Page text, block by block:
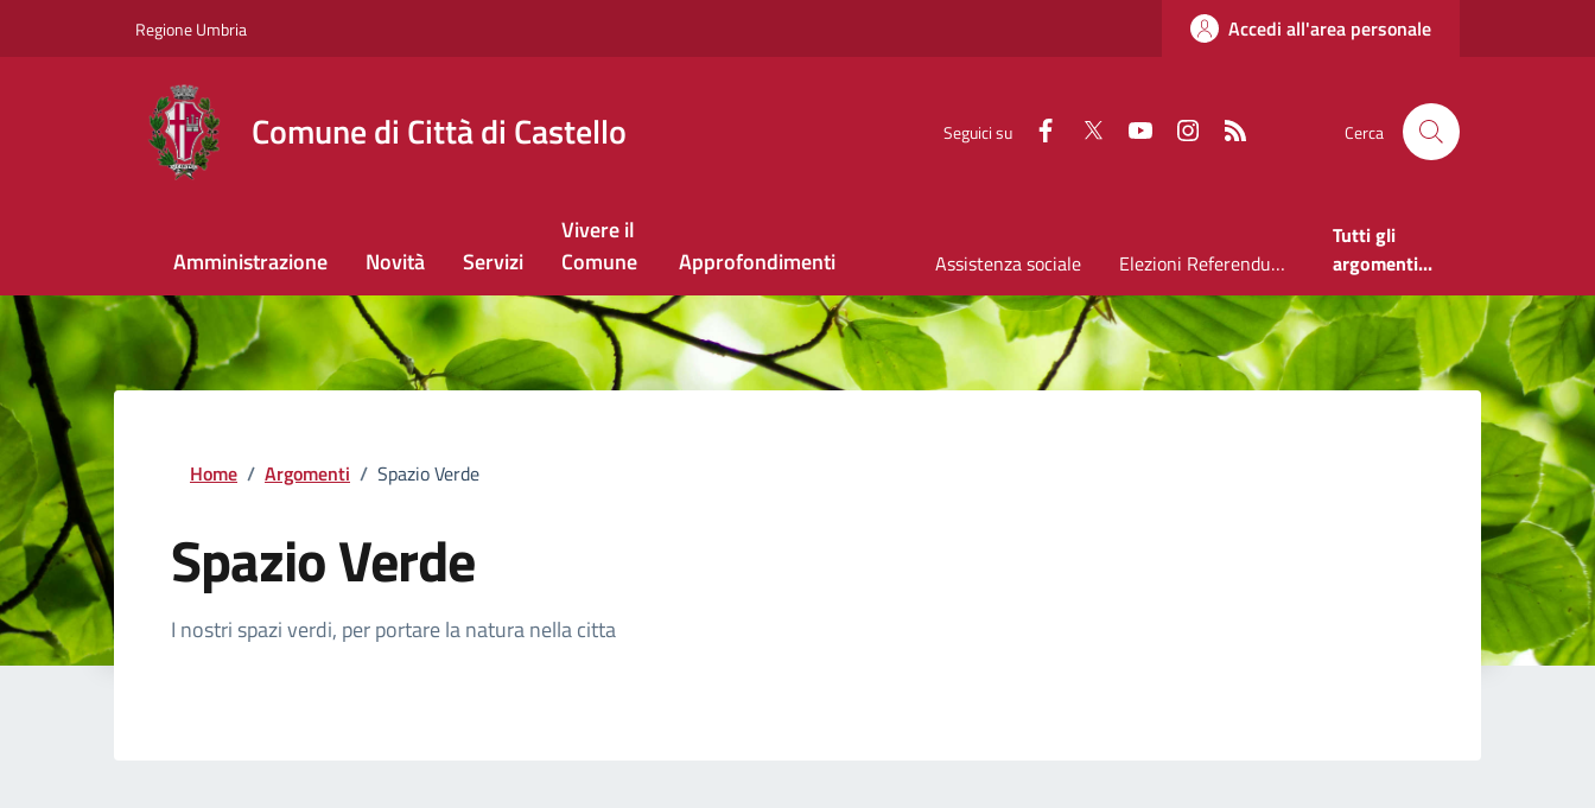
Regione Umbria Accedi all'area personale
Comune di Città di Castello Seguici su Faceboook
Twitter YoutubeInstagram Cerca
Amministrazione Novità Servizi
Vivere il
Comune
Approfondimenti Assistenza sociale Elezioni Referendum 2026
Tutti gli
argomenti...
Home / Argomenti / Spazio Verde
Spazio Verde
Dettagli della notizia
I nostri spazi verdi, per portare la natura nella citta